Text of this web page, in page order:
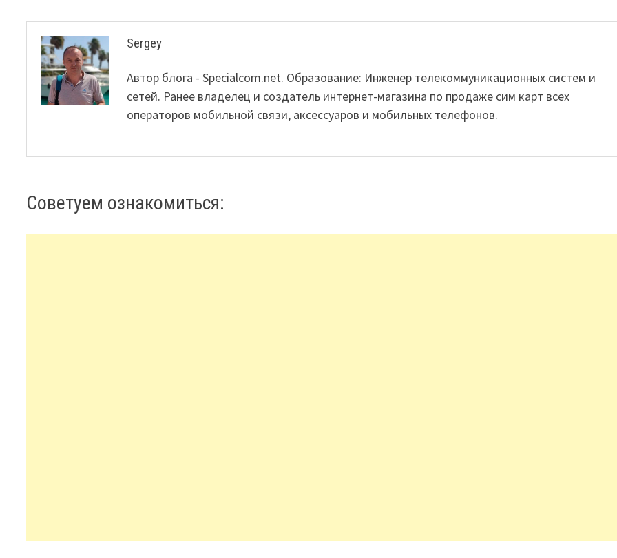
Sergey
Автор блога - Specialcom.net. Образование: Инженер телекоммуникационных систем и
сетей. Ранее владелец и создатель интернет-магазина по продаже сим карт всех
операторов мобильной связи, аксессуаров и мобильных телефонов.
Советуем ознакомиться: